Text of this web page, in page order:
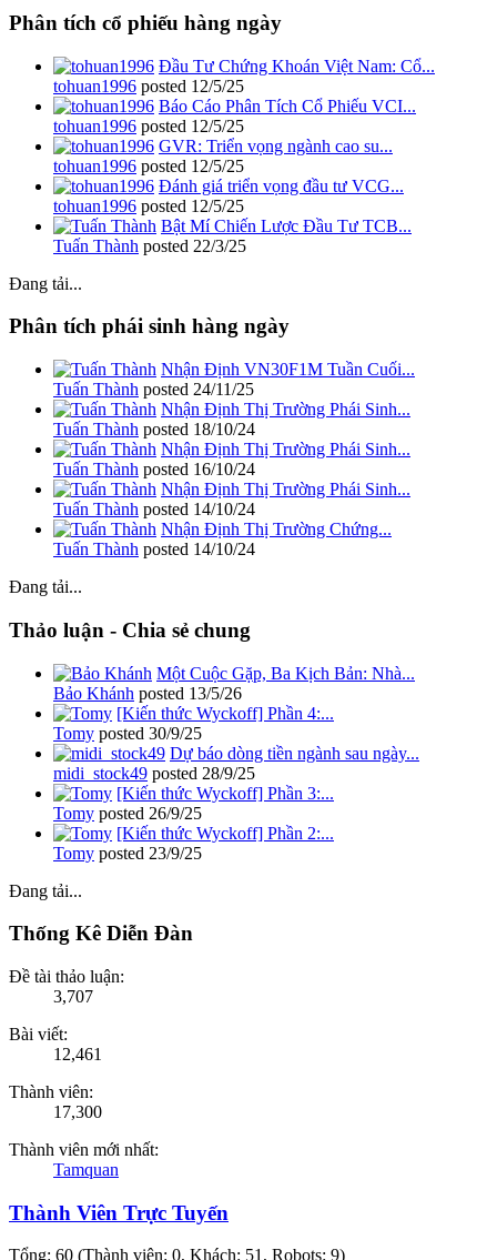
Phân tích cổ phiếu hàng ngày
Đầu Tư Chứng Khoán Việt Nam: Cổ...
tohuan1996 posted 12/5/25
Báo Cáo Phân Tích Cổ Phiếu VCI...
tohuan1996 posted 12/5/25
GVR: Triển vọng ngành cao su...
tohuan1996 posted 12/5/25
Đánh giá triển vọng đầu tư VCG...
tohuan1996 posted 12/5/25
Bật Mí Chiến Lược Đầu Tư TCB...
Tuấn Thành posted 22/3/25
Đang tải...
Phân tích phái sinh hàng ngày
Nhận Định VN30F1M Tuần Cuối...
Tuấn Thành posted 24/11/25
Nhận Định Thị Trường Phái Sinh...
Tuấn Thành posted 18/10/24
Nhận Định Thị Trường Phái Sinh...
Tuấn Thành posted 16/10/24
Nhận Định Thị Trường Phái Sinh...
Tuấn Thành posted 14/10/24
Nhận Định Thị Trường Chứng...
Tuấn Thành posted 14/10/24
Đang tải...
Thảo luận - Chia sẻ chung
Một Cuộc Gặp, Ba Kịch Bản: Nhà...
Bảo Khánh posted 13/5/26
[Kiến thức Wyckoff] Phần 4:...
Tomy posted 30/9/25
Dự báo dòng tiền ngành sau ngày...
midi_stock49 posted 28/9/25
[Kiến thức Wyckoff] Phần 3:...
Tomy posted 26/9/25
[Kiến thức Wyckoff] Phần 2:...
Tomy posted 23/9/25
Đang tải...
Thống Kê Diễn Đàn
Đề tài thảo luận:
3,707
Bài viết:
12,461
Thành viên:
17,300
Thành viên mới nhất:
Tamquan
Thành Viên Trực Tuyến
Tổng: 60 (Thành viên: 0, Khách: 51, Robots: 9)